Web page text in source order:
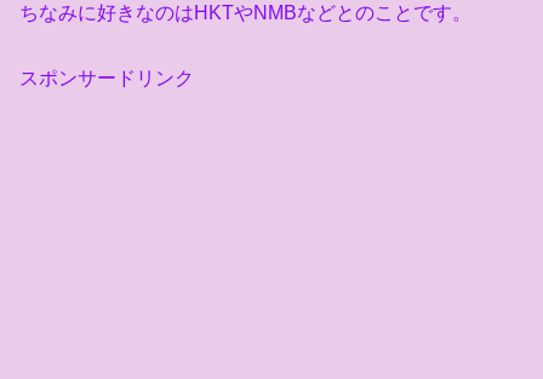
ちなみに好きなのはHKTやNMBなどとのことです。
スポンサードリンク